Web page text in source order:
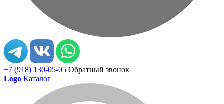
+7 (918) 130-05-05 Обратный звонок
Logo Каталог